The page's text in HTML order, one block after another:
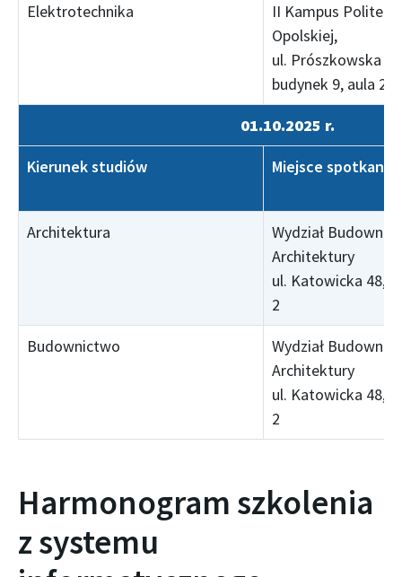
Elektrotechnika
II Kampus
Opolskiej,
ul. Prószkowska
budynek 9, aula 25
01.10.2025 r.
Kierunek studiów
Miejsce spotkania
Architektura
Wydział
Architektury
ul. Katowicka 48,
2
Budownictwo
Wydział
Architektury
ul. Katowicka 48,
2
Harmonogram szkolenia
z systemu